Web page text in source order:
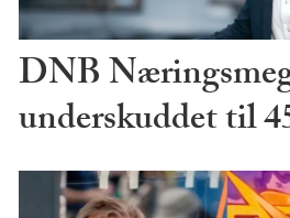
DNB
underskuddet til